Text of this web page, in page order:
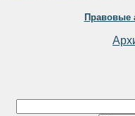
Правовые